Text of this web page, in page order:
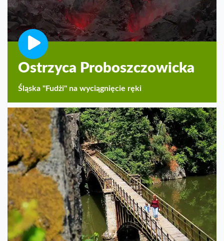
Ostrzyca Proboszczowicka
Śląska "Fudżi" na wyciągnięcie ręki